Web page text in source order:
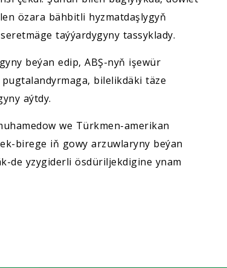
özara bähbitli hyzmatdaşlygyň
taýýardygyny tassyklady.
beýan edip, ABŞ-nyň işewür
bilelikdäki täze
aýtdy.
we Türkmen-amerikan
birege iň gowy arzuwlaryny beýan
de yzygiderli ösdüriljekdigine ynam